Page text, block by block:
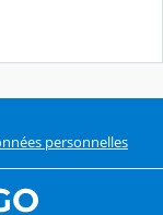
personnelles